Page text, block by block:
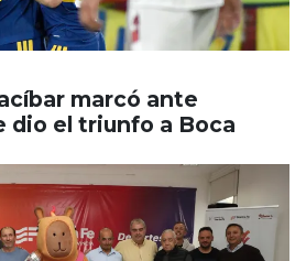
marcó ante
dio el triunfo a Boca